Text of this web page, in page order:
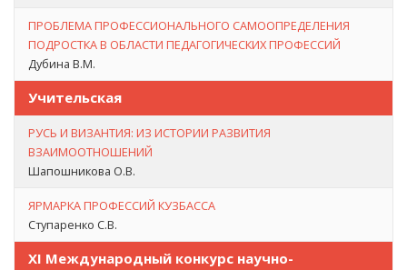
ПРОБЛЕМА ПРОФЕССИОНАЛЬНОГО САМООПРЕДЕЛЕНИЯ
ПОДРОСТКА В ОБЛАСТИ ПЕДАГОГИЧЕСКИХ ПРОФЕССИЙ
Дубина В.М.
Учительская
РУСЬ И ВИЗАНТИЯ: ИЗ ИСТОРИИ РАЗВИТИЯ
ВЗАИМООТНОШЕНИЙ
Шапошникова О.В.
ЯРМАРКА ПРОФЕССИЙ КУЗБАССА
Ступаренко С.В.
XI Международный конкурс научно-